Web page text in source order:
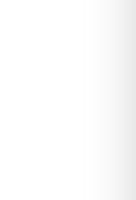
durch
die
Menge
Displays
übermittelt.
zur